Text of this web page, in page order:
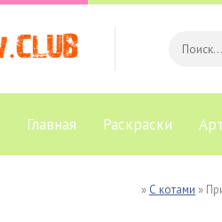
Главная Раскраски
» С котами »